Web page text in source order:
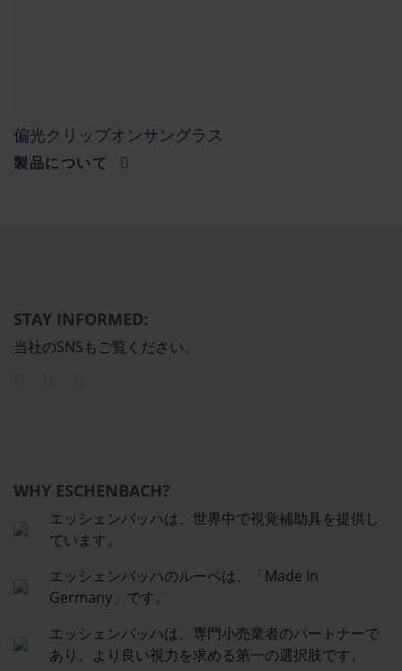
偏光クリップオンサングラス
製品について
STAY INFORMED:
当社のSNSもご覧ください。
WHY ESCHENBACH?
エッシェンバッハは、世界中で視覚補助具を提供し
ています。
エッシェンバッハのルーペは、「Made In
Germany」です。
エッシェンバッハは、専門小売業者のパートナーで
あり、より良い視力を求める第一の選択肢です。